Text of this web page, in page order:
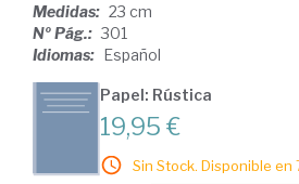
Medidas: 23 cm
Nº Pág.: 301
Idiomas: Español
Papel: Rústica
19,95 €
Sin Stock. Disponible en